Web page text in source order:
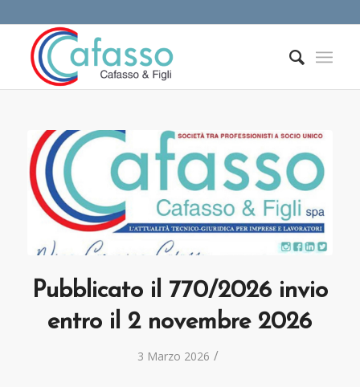
Pubblicato il 770/2026 invio
entro il 2 novembre 2026
3 Marzo 2026 /